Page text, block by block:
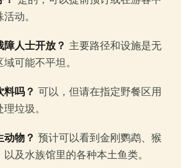
动。
人士开放？ 主要路径和设施是无
可能不平坦。
吗？ 可以，但请在指定野餐区用
垃圾。
物？ 预计可以看到金刚鹦鹉、猴
及水族馆里的各种本土鱼类。